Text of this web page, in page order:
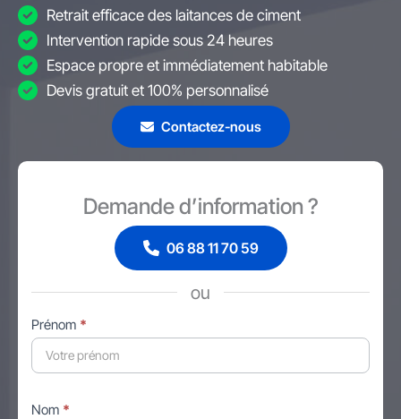
Retrait efficace des laitances de ciment
Intervention rapide sous 24 heures
Espace propre et immédiatement habitable
Devis gratuit et 100% personnalisé
Contactez-nous
Demande d’information ?
06 88 11 70 59
ou
Formulaire
simple
avec
Prénom *
Nom *